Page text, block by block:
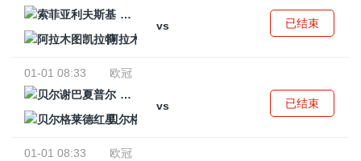
索菲亚利夫斯基
vs
阿拉木图凯拉特
已结束
01-01 08:33
欧冠
贝尔谢巴夏普尔
vs
贝尔格莱德红星
已结束
01-01 08:33
欧冠